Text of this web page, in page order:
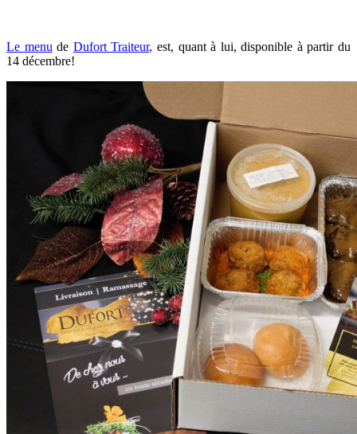
Le menu de Dufort Traiteur, est, quant à lui, disponible à partir du
14 décembre!